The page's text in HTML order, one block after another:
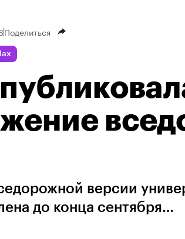
Поделиться
версии
до конца сентября…